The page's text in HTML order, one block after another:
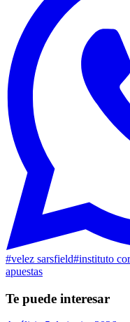
#velez sarsfield#instituto
apuestas
Te puede interesar